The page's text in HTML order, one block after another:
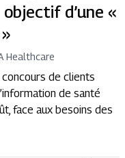
d’une «
Healthcare
de clients
de santé
face aux besoins des